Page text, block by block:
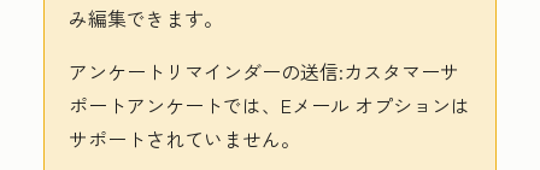
み編集できます。
アンケートリマインダーの送信:カスタマーサ
ポートアンケートでは、Eメール オプションは
サポートされていません。